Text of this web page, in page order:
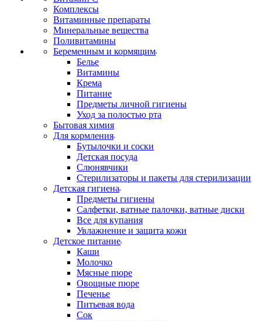
Комплексы
Витаминные препараты
Минеральные вещества
Поливитамины
Беременным и кормящим
Белье
Витамины
Крема
Питание
Предметы личной гигиены
Уход за полостью рта
Бытовая химия
Для кормления
Бутылочки и соски
Детская посуда
Слюнявчики
Стерилизаторы и пакеты для стерилизации
Детская гигиена
Предметы гигиены
Салфетки, ватные палочки, ватные диски
Все для купания
Увлажнение и защита кожи
Детское питание
Каши
Молочко
Мясные пюре
Овощные пюре
Печенье
Питьевая вода
Сок